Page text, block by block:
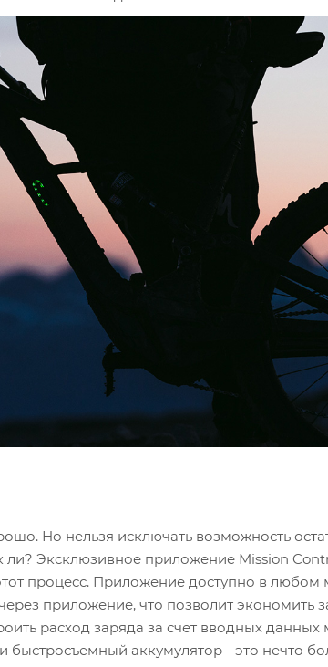
Но нельзя исключать возможность
ли? Эксклюзивное приложение Mission
процесс. Приложение доступно в
приложение, что позволит экономить
расход заряда за счет вводных данных
аккумулятор - это нечто